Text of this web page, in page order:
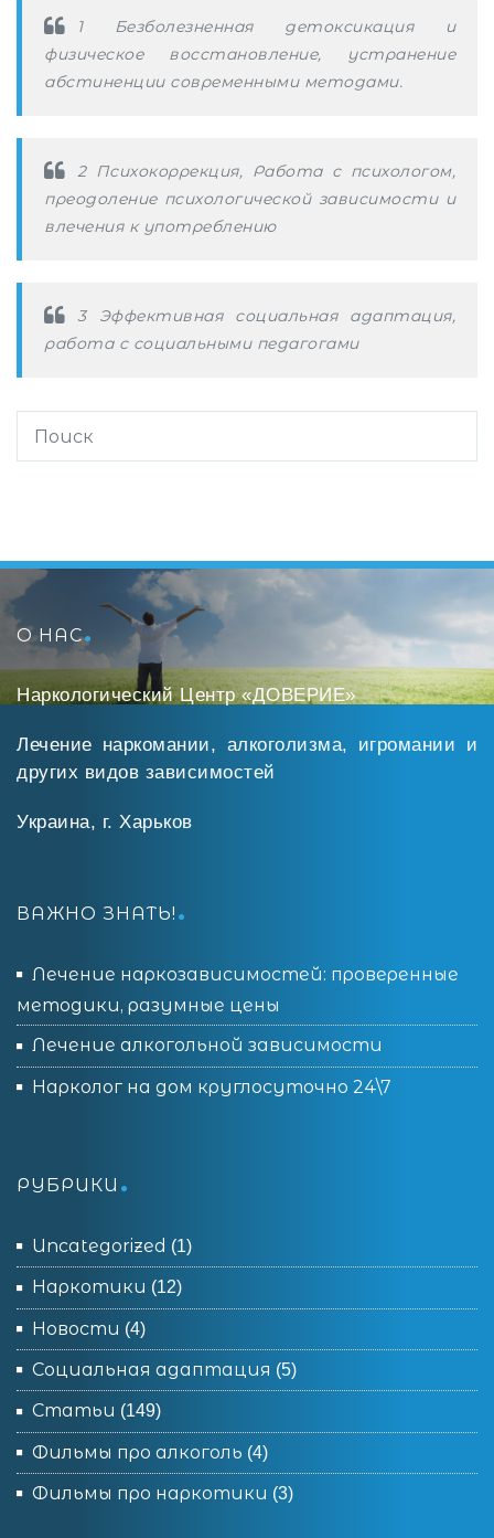
1 Безболезненная детоксикация и
физическое восстановление, устранение
абстиненции современными методами.
2 Психокоррекция, Работа с психологом,
преодоление психологической зависимости и
влечения к употреблению
3 Эффективная социальная адаптация,
работа с социальными педагогами
О НАС
Наркологический Центр «ДОВЕРИЕ»
Лечение наркомании, алкоголизма, игромании и
других видов зависимостей
Украина, г. Харьков
ВАЖНО ЗНАТЬ!
Лечение наркозависимостей: проверенные
методики, разумные цены
Лечение алкогольной зависимости
Нарколог на дом круглосуточно 24\7
РУБРИКИ
Uncategorized (1)
Наркотики (12)
Новости (4)
Социальная адаптация (5)
Статьи (149)
Фильмы про алкоголь (4)
Фильмы про наркотики (3)